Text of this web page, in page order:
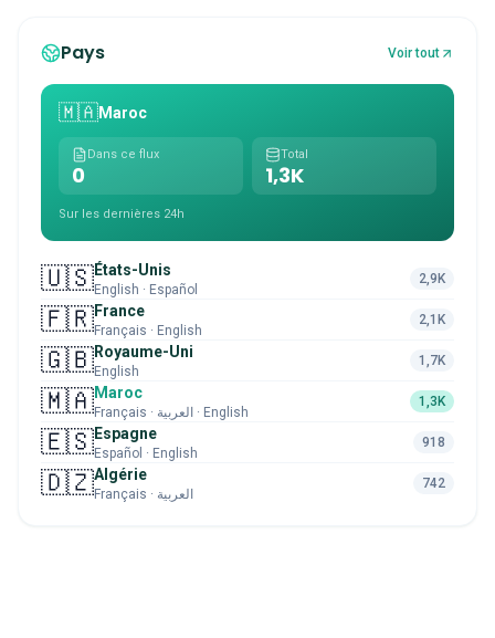
Pays Voir tout
🇲🇦Maroc
Dans ce flux
0
Total
1,3K
Sur les dernières 24h
🇺🇸États-Unis
English · Español
2,9K
🇫🇷France
Français · English
2,1K
🇬🇧Royaume-Uni
English
1,7K
🇲🇦Maroc
Français · العربية · English
1,3K
🇪🇸Espagne
Español · English
918
🇩🇿Algérie
Français · العربية
742